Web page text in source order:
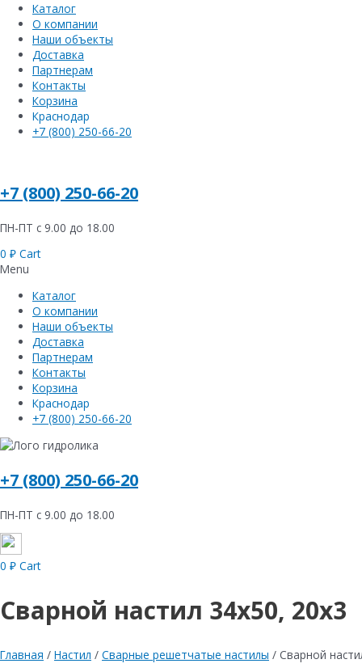
Каталог
О компании
Наши объекты
Доставка
Партнерам
Контакты
Корзина
Краснодар
+7 (800) 250-66-20
+7 (800) 250-66-20
ПН-ПТ с 9.00 до 18.00
0 ₽ Cart
Menu
Каталог
О компании
Наши объекты
Доставка
Партнерам
Контакты
Корзина
Краснодар
+7 (800) 250-66-20
+7 (800) 250-66-20
ПН-ПТ с 9.00 до 18.00
0 ₽ Cart
Сварной настил 34х50, 20х3
Главная / Настил / Сварные решетчатые настилы / Сварной